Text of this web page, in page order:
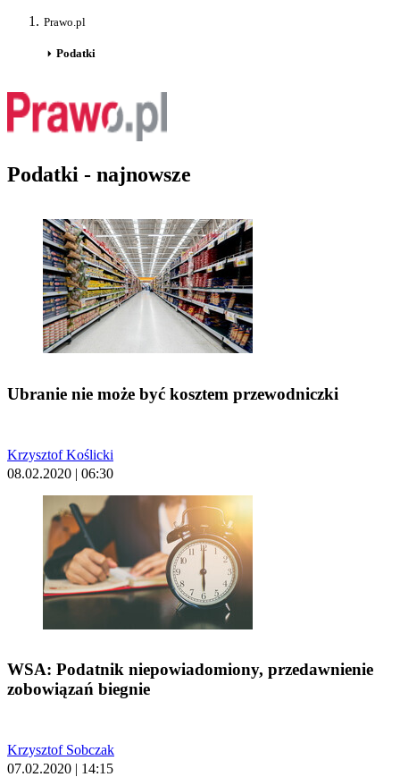
Prawo.pl
Podatki
Podatki - najnowsze
Ubranie nie może być kosztem przewodniczki
Krzysztof Koślicki
08.02.2020 | 06:30
WSA: Podatnik niepowiadomiony, przedawnienie
zobowiązań biegnie
Krzysztof Sobczak
07.02.2020 | 14:15